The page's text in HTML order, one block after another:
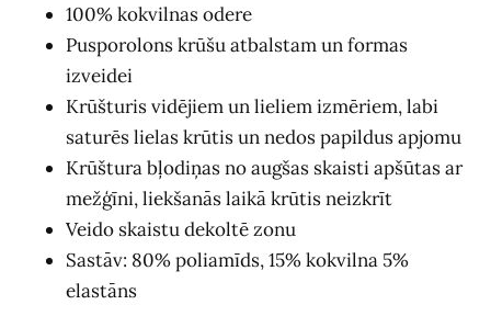
100% kokvilnas odere
Pusporolons krūšu atbalstam un formas
izveidei
Krūšturis vidējiem un lieliem izmēriem, labi
saturēs lielas krūtis un nedos papildus apjomu
Krūštura bļodiņas no augšas skaisti apšūtas ar
mežģīni, liekšanās laikā krūtis neizkrīt
Veido skaistu dekoltē zonu
Sastāv: 80% poliamīds, 15% kokvilna 5%
elastāns